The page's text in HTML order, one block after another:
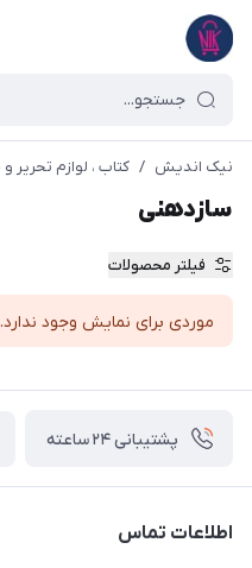
نیک اندیش / کتاب ، لوازم تحریر و
سازدهنی
فیلتر محصولات
موردی برای نمایش وجود ندارد.
پشتیبانی ۲۴ ساعته
اطلاعات تماس